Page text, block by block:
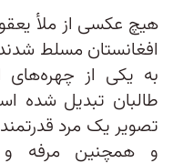
افغانستان مسلط
به یکی از
طالبان تبدیل شده
تصویر یک مرد
و همچنین مرفه و